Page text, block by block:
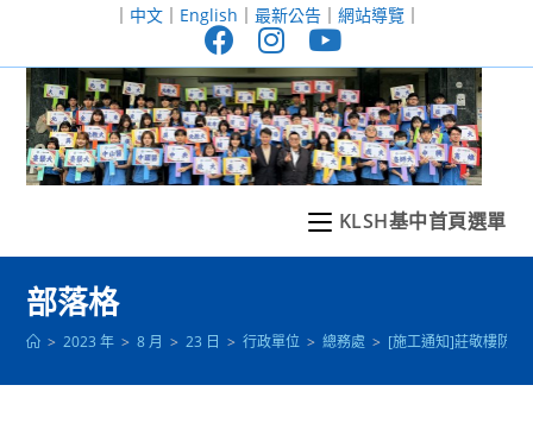
至
｜ 中文｜ English ｜ 最新公告｜ 網站導覽｜
KLSH基中首頁選單
部落格
> 2023 年 > 8 月 > 23 日 > 行政單位 > 總務處 > [施工通知]莊敬樓防水